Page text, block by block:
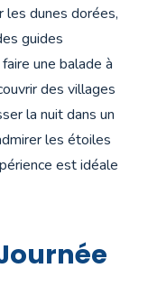
les dunes dorées,
guides
une balade à
des villages
la nuit dans un
les étoiles
est idéale